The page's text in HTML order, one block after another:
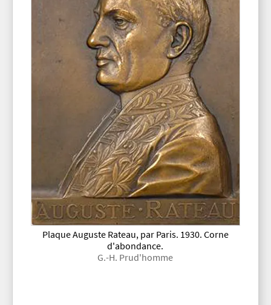
Plaque Auguste Rateau, par Paris. 1930. Corne
d'abondance.
G.-H. Prud'homme